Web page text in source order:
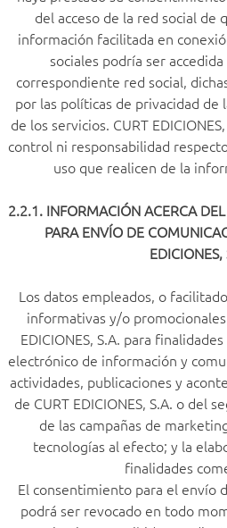
del acceso de la red social de
información facilitada en
sociales podría ser
correspondiente red social,
por las políticas de privacidad de
de los servicios. CURT
control ni responsabilidad
uso que realicen de la
2.2.1. INFORMACIÓN ACERCA
PARA ENVÍO DE
EDICIONES,
Los datos empleados, o
informativas y/o
EDICIONES, S.A. para
electrónico de información y
actividades, publicaciones y
de CURT EDICIONES, S.A. o del
de las campañas de
tecnologías al efecto; y la
finalidades
El consentimiento para el envío
podrá ser revocado en todo